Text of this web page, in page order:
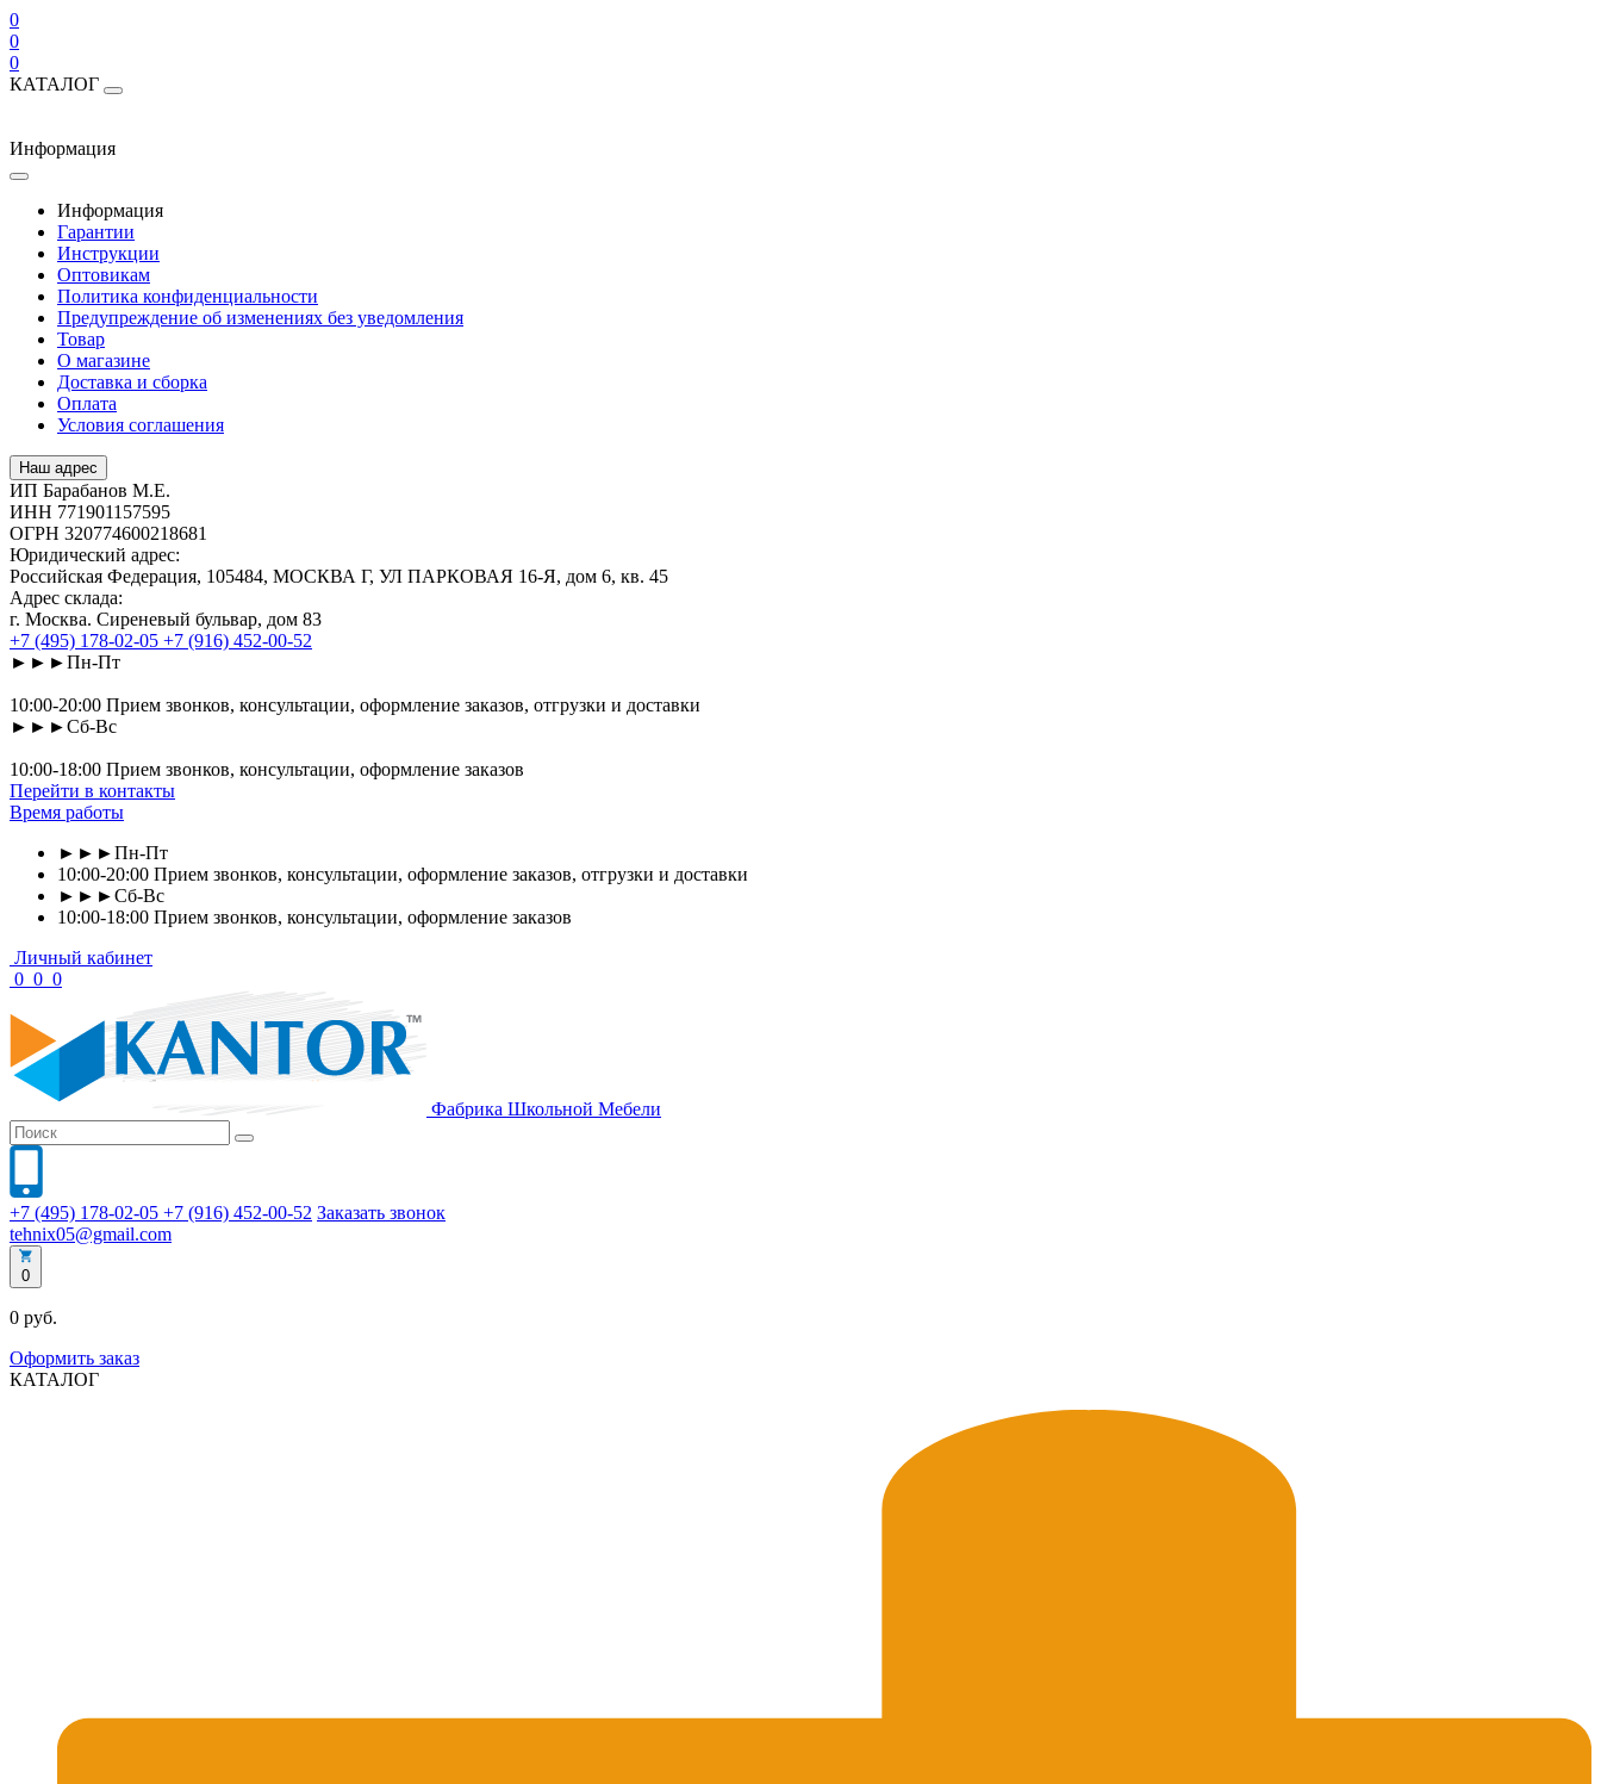
0
0
0
КАТАЛОГ
Информация
Информация
Гарантии
Инструкции
Оптовикам
Политика конфиденциальности
Предупреждение об изменениях без уведомления
Товар
О магазине
Доставка и сборка
Оплата
Условия соглашения
Наш адрес
ИП Барабанов М.Е.
ИНН 771901157595
ОГРН 320774600218681
Юридический адрес:
Российская Федерация, 105484, МОСКВА Г, УЛ ПАРКОВАЯ 16-Я, дом 6, кв. 45
Адрес склада:
г. Москва. Сиреневый бульвар, дом 83
+7 (495) 178-02-05 +7 (916) 452-00-52
►►►Пн-Пт
10:00-20:00 Прием звонков, консультации, оформление заказов, отгрузки и доставки
►►►Сб-Вс
10:00-18:00 Прием звонков, консультации, оформление заказов
Перейти в контакты
Время работы
►►►Пн-Пт
10:00-20:00 Прием звонков, консультации, оформление заказов, отгрузки и доставки
►►►Сб-Вс
10:00-18:00 Прием звонков, консультации, оформление заказов
Личный кабинет
0 0 0
Фабрика Школьной Мебели
+7 (495) 178-02-05 +7 (916) 452-00-52 Заказать звонок
tehnix05@gmail.com
0
0 руб.
Оформить заказ
КАТАЛОГ